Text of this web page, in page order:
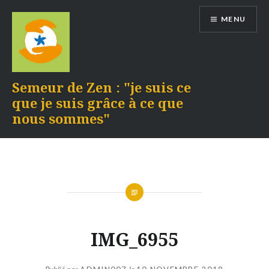
contenu
Semeur de Zen : "je suis ce
que je suis grâce à ce que
nous sommes"
MENU
IMG_6955